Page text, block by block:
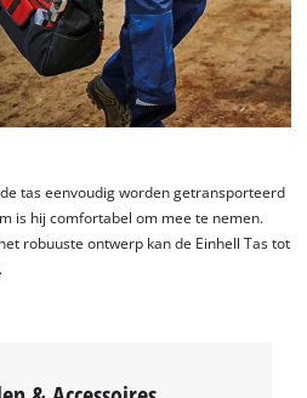
tas eenvoudig worden getransporteerd
is hij comfortabel om mee te nemen.
robuuste ontwerp kan de Einhell Tas tot